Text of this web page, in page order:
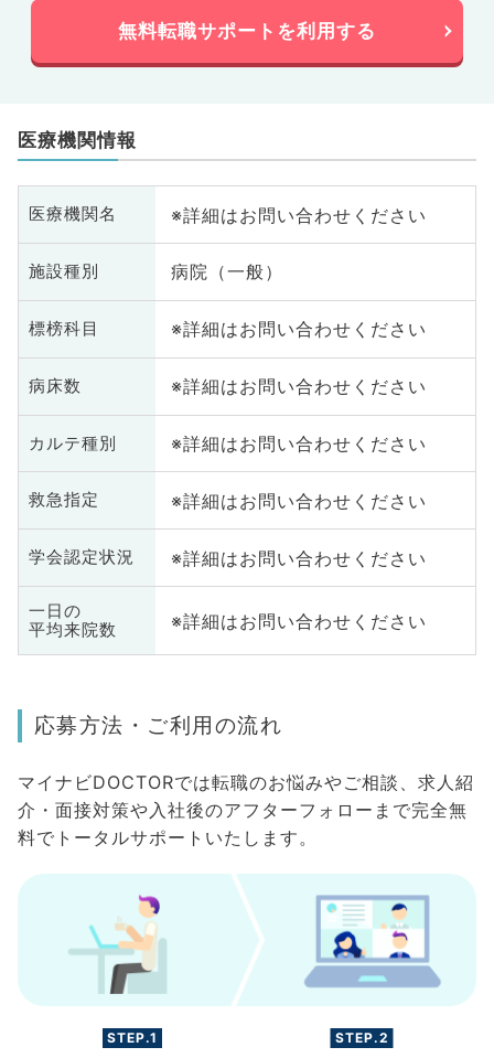
無料転職サポートを利用する
医療機関情報
医療機関名 ※詳細はお問い合わせください
施設種別 病院（一般）
標榜科目 ※詳細はお問い合わせください
病床数 ※詳細はお問い合わせください
カルテ種別 ※詳細はお問い合わせください
救急指定 ※詳細はお問い合わせください
学会認定状況 ※詳細はお問い合わせください
一日の
平均来院数
※詳細はお問い合わせください
応募方法・ご利用の流れ
マイナビDOCTORでは転職のお悩みやご相談、求人紹
介・面接対策や入社後のアフターフォローまで完全無
料でトータルサポートいたします。
STEP.1 STEP.2